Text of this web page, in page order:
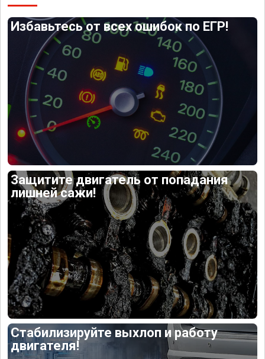
Избавьтесь от всех ошибок по ЕГР!
Защитите двигатель от попадания
лишней сажи!
Стабилизируйте выхлоп и работу
двигателя!